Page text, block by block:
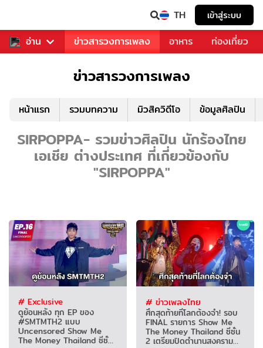
TH เข้าสู่ระบบ
อ่าน
ข่าวบันเทิง ข่าวสารวงการเพลง อาหาร ท่องเที่ยว
ข่าวสารวงการเพลง
หน้าแรก รวมบทความ มิวสิควิดีโอ ข้อมูลศิลปิน
SIRPOPPA- รวมข่าวศิลปิน นักร้องไทย
เอเชีย ต่างประเทศ ที่เกี่ยวข้องกับ
"SIRPOPPA"
# Exclusive
ดูย้อนหลัง ทุก EP ของ
#SMTMTH2 แบบ
Uncensored Show Me
The Money Thailand ซีซั่น
# ข่าวเพลงไทย
ศึกสุดท้ายที่โลกต้องจำ! รอบ
FINAL รายการ Show Me
The Money Thailand ซีซั่น
2 เตรียมปิดตำนานสงคราม